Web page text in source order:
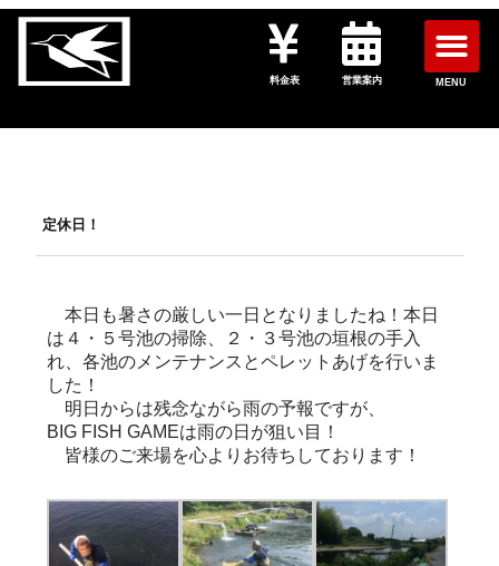
料金表 営業案内 MENU
定休日！
本日も暑さの厳しい一日となりましたね！本日
は４・５号池の掃除、２・３号池の垣根の手入
れ、各池のメンテナンスとペレットあげを行いま
した！
明日からは残念ながら雨の予報ですが、
BIG FISH GAMEは雨の日が狙い目！
皆様のご来場を心よりお待ちしております！